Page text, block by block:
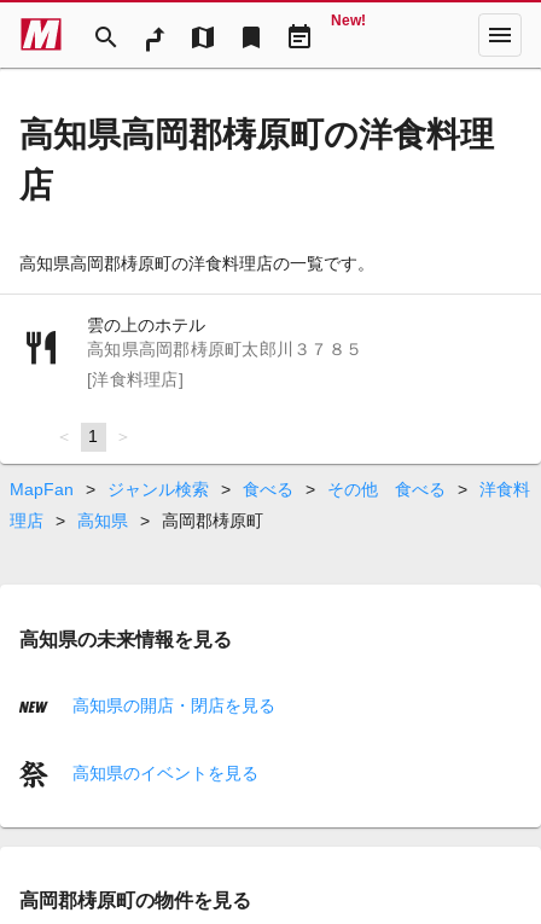
search map bookmark event_note
New! menu
高知県高岡郡梼原町の洋食料理
店
高知県高岡郡梼原町の洋食料理店の一覧です。
雲の上のホテル
高知県高岡郡梼原町太郎川３７８５
[洋食料理店]
page
You're
on
page
1 page
MapFan > ジャンル検索 > 食べる > その他 食べる >
洋食料
理店
> 高知県 > 高岡郡梼原町
高知県の未来情報を見る
高知県の開店・閉店を見る
高知県のイベントを見る
高岡郡梼原町の物件を見る